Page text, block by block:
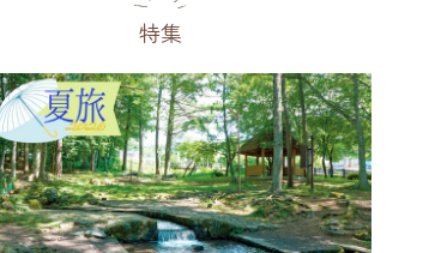
温泉・スパ その他施設 ごはん
特集